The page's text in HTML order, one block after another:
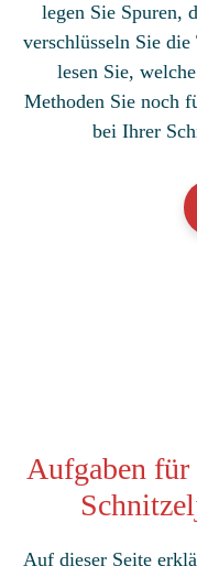
legen Sie Spuren,
verschlüsseln Sie
lesen Sie,
Methoden Sie noch
bei Ihrer
Aufgaben für
Auf dieser Seite